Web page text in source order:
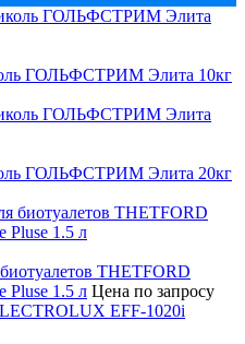
ГОЛЬФСТРИМ Элита 10кг
ГОЛЬФСТРИМ Элита 20кг
THETFORD
Pluse 1.5 л Цена по запросу